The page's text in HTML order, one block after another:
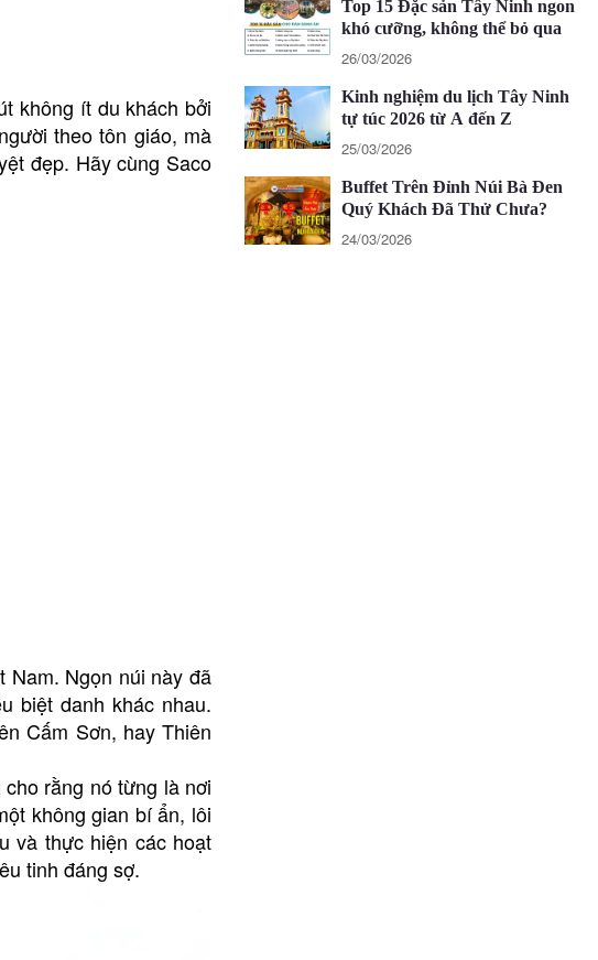
không ít du khách bởi
theo tôn giáo, mà
đẹp. Hãy cùng Saco
Nam. Ngọn núi này đã
biệt danh khác nhau.
Cấm Sơn, hay Thiên
rằng nó từng là nơi
không gian bí ẩn, lôi
và thực hiện các hoạt
tinh đáng sợ.
Top 15 Đặc sản Tây Ninh ngon
khó cưỡng, không thể bỏ qua
26/03/2026
Kinh nghiệm du lịch Tây Ninh
tự túc 2026 từ A đến Z
25/03/2026
Buffet Trên Đỉnh Núi Bà Đen
Quý Khách Đã Thử Chưa?
24/03/2026